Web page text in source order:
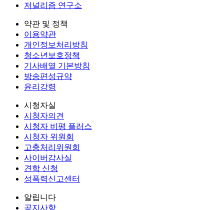
저널리즘 연구소
약관 및 정책
이용약관
개인정보처리방침
청소년보호정책
기사배열 기본방침
방송편성규약
윤리강령
시청자실
시청자의견
시청자 비평 플러스
시청자 위원회
고충처리위원회
사이버감사실
견학 신청
성폭력신고센터
알립니다
공지사항